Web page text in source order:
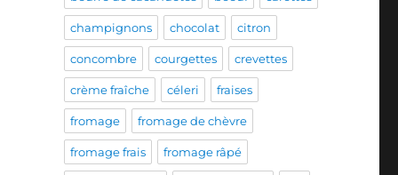
champignons chocolat citron
concombre courgettes crevettes
crème fraîche céleri fraises
fromage fromage de chèvre
fromage frais fromage râpé